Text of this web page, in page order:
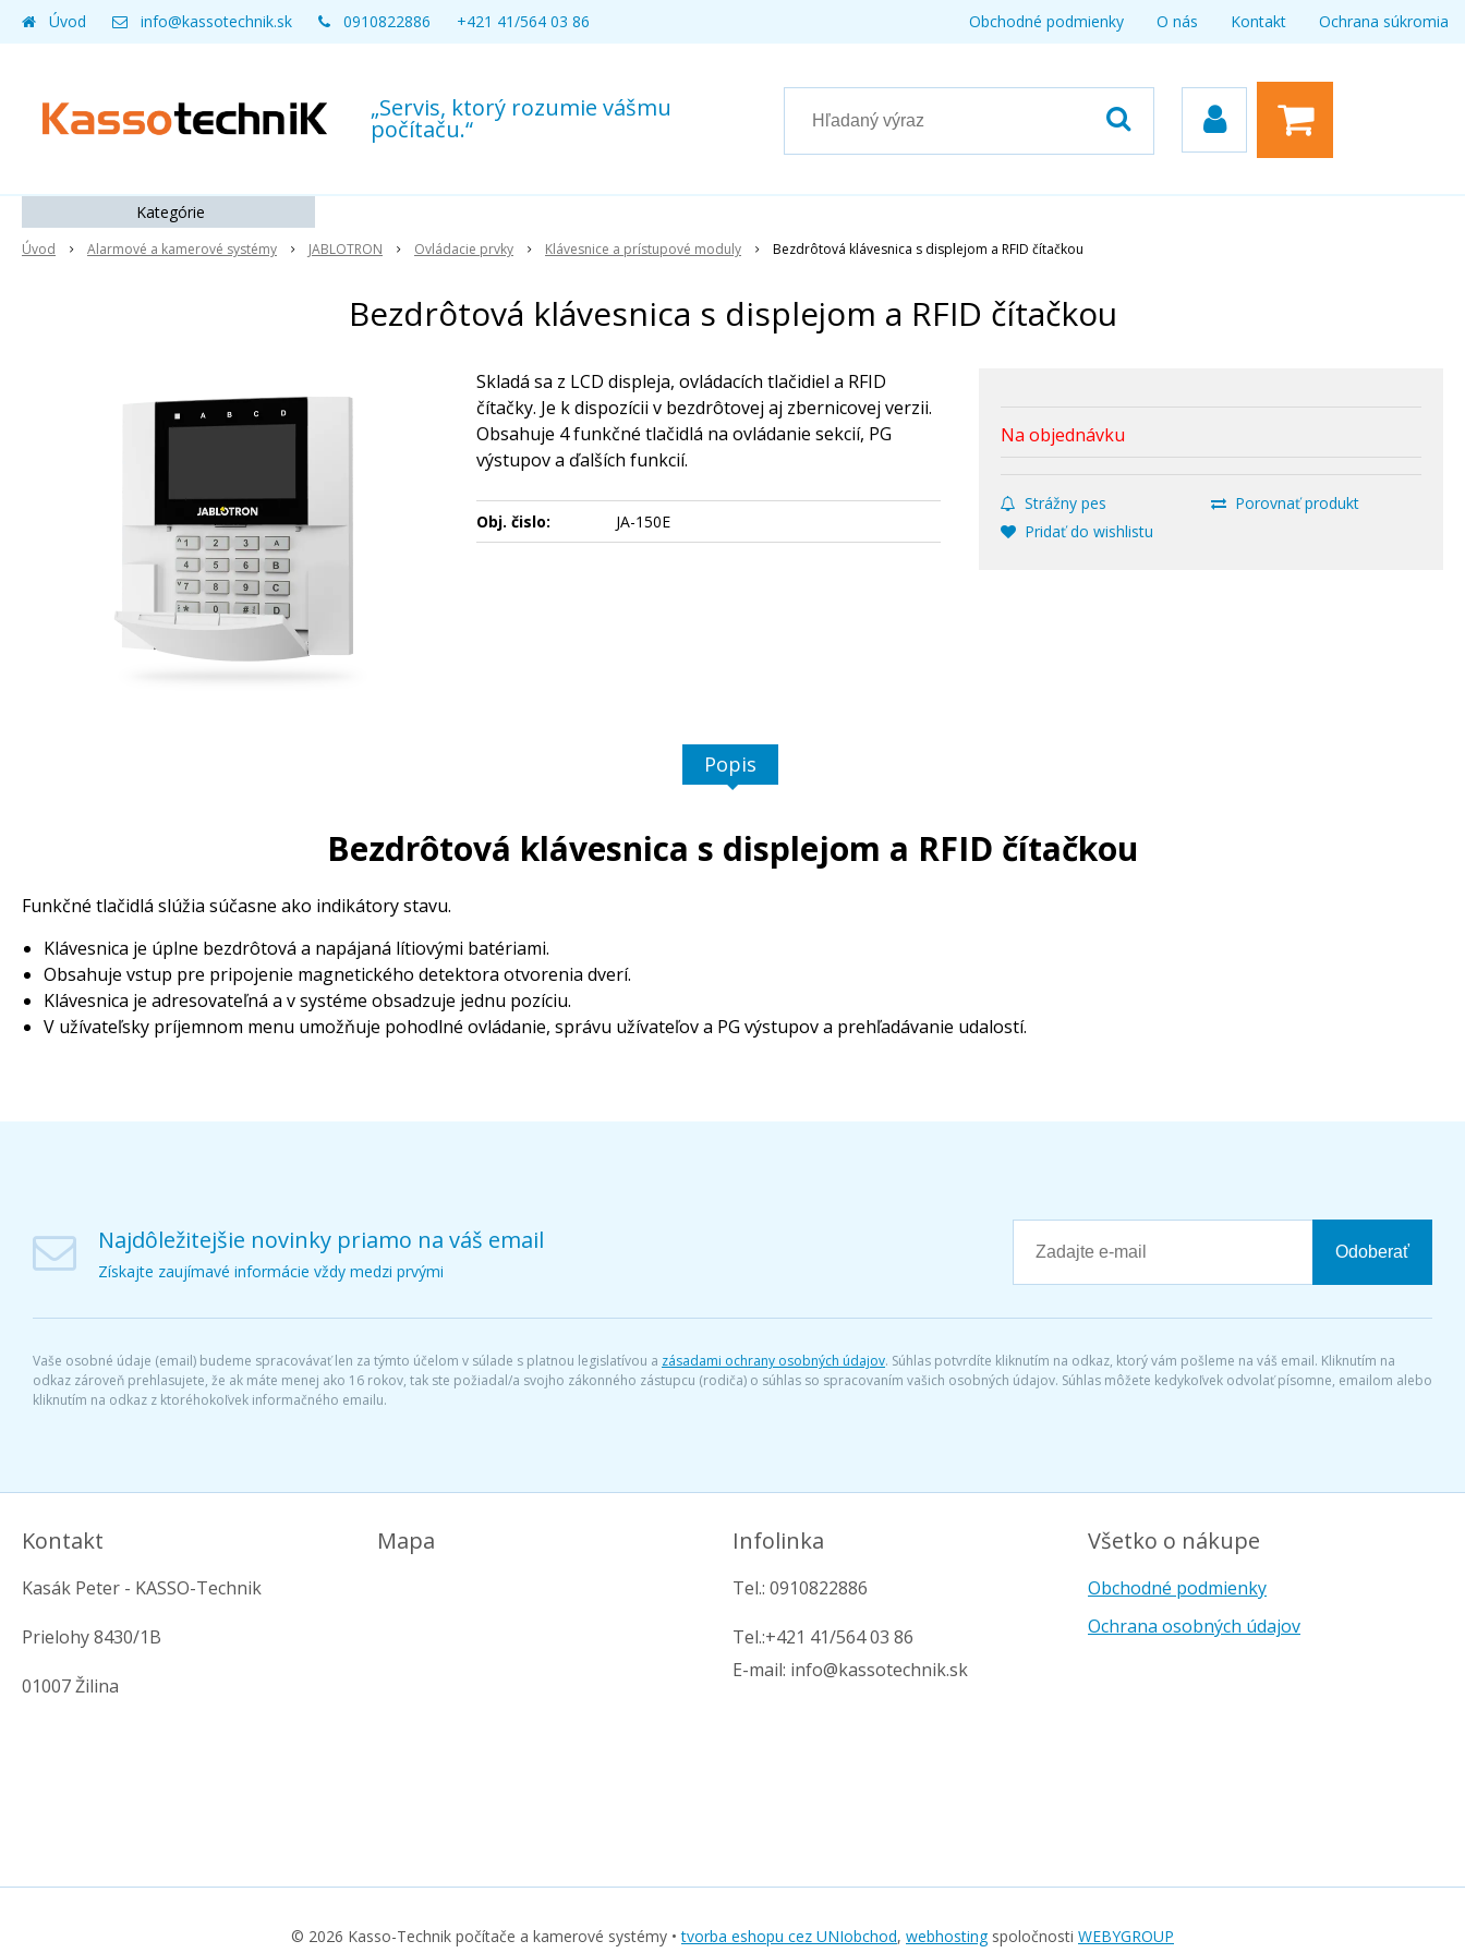
„Servis, ktorý rozumie vášmu
počítaču.“
Úvod info@kassotechnik.sk 0910822886 +421 41/564 03 86 Obchodné podmienky O nás Kontakt Ochrana súkromia
Úvod Alarmové a kamerové systémy JABLOTRON Ovládacie prvky Klávesnice a prístupové moduly Bezdrôtová klávesnica s displejom a RFID čítačkou
Bezdrôtová klávesnica s displejom a RFID čítačkou
Na objednávku
Strážny pes
Porovnať produkt
Pridať do wishlistu
Skladá sa z LCD displeja, ovládacích tlačidiel a RFID
čítačky. Je k dispozícii v bezdrôtovej aj zbernicovej verzii.
Obsahuje 4 funkčné tlačidlá na ovládanie sekcií, PG
výstupov a ďalších funkcií.
Obj. čislo: JA-150E
Popis
Bezdrôtová klávesnica s displejom a RFID čítačkou
Funkčné tlačidlá slúžia súčasne ako indikátory stavu.
Klávesnica je úplne bezdrôtová a napájaná lítiovými batériami.
Obsahuje vstup pre pripojenie magnetického detektora otvorenia dverí.
Klávesnica je adresovateľná a v systéme obsadzuje jednu pozíciu.
V užívateľsky príjemnom menu umožňuje pohodlné ovládanie, správu užívateľov a PG výstupov a prehľadávanie udalostí.
Kategórie
Najdôležitejšie novinky priamo na váš email
Získajte zaujímavé informácie vždy medzi prvými
Odoberať
Vaše osobné údaje (email) budeme spracovávať len za týmto účelom v súlade s platnou legislatívou a zásadami ochrany osobných údajov. Súhlas potvrdíte kliknutím na odkaz, ktorý vám pošleme na váš email. Kliknutím na
odkaz zároveň prehlasujete, že ak máte menej ako 16 rokov, tak ste požiadal/a svojho zákonného zástupcu (rodiča) o súhlas so spracovaním vašich osobných údajov. Súhlas môžete kedykoľvek odvolať písomne, emailom alebo
kliknutím na odkaz z ktoréhokoľvek informačného emailu.
Kontakt
Kasák Peter - KASSO-Technik
Prielohy 8430/1B
01007 Žilina
Mapa Infolinka
Tel.: 0910822886
Tel.:+421 41/564 03 86
E-mail: info@kassotechnik.sk
Všetko o nákupe
Obchodné podmienky
Ochrana osobných údajov
© 2026 Kasso-Technik počítače a kamerové systémy •tvorba eshopu cez UNIobchod, webhostingspoločnosti WEBYGROUP